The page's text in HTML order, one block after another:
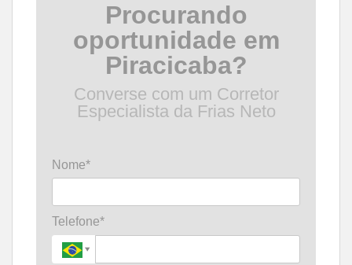
Procurando
oportunidade em
Piracicaba?
Converse com um Corretor
Especialista da Frias Neto
Nome*
Telefone*